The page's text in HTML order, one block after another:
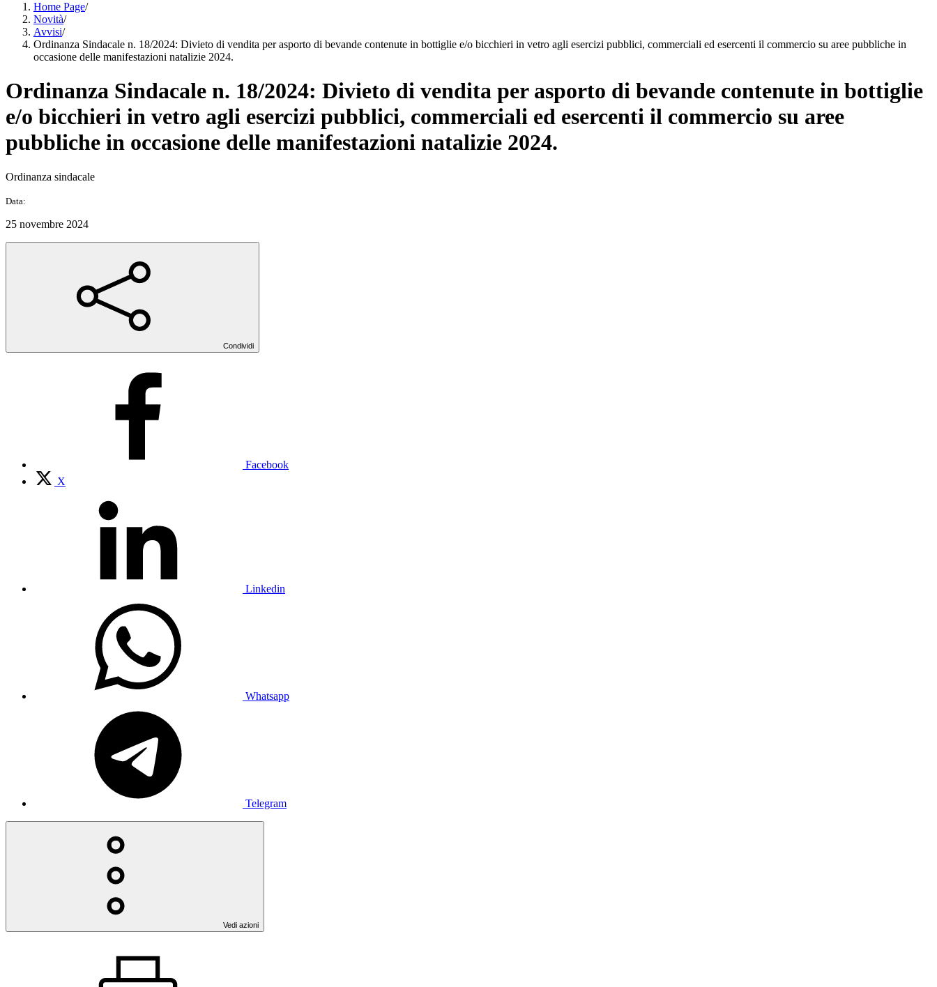
Home Page/
Novità/
Avvisi/
Ordinanza Sindacale n. 18/2024: Divieto di vendita per asporto di bevande contenute in bottiglie e/o bicchieri in vetro agli esercizi pubblici, commerciali ed esercenti il commercio su aree pubbliche in
occasione delle manifestazioni natalizie 2024.
Ordinanza Sindacale n. 18/2024: Divieto di vendita per asporto di bevande contenute in bottiglie
e/o bicchieri in vetro agli esercizi pubblici, commerciali ed esercenti il commercio su aree
pubbliche in occasione delle manifestazioni natalizie 2024.
Ordinanza sindacale
Data:
25 novembre 2024
Condividi
Facebook
X
Linkedin
Whatsapp
Telegram
Vedi azioni